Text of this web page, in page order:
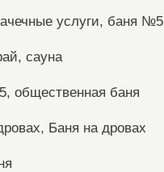
услуги, баня №5
сауна
общественная баня
Баня на дровах